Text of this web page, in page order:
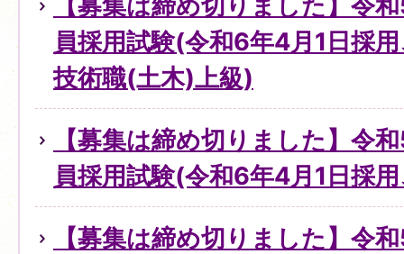
員採用試験(令和6年4月1日採
技術職(土木)上級)
【募集は締め切りました】令
員採用試験(令和6年4月1日採
【募集は締め切りました】令